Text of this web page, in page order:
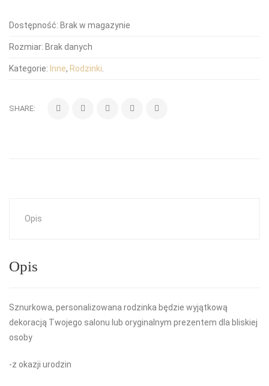
Dostępność: Brak w magazynie
Rozmiar: Brak danych
Kategorie: Inne, Rodzinki
SHARE:
Opis
Opis
Sznurkowa, personalizowana rodzinka będzie wyjątkową
dekoracją Twojego salonu lub oryginalnym prezentem dla bliskiej
osoby
-z okazji urodzin